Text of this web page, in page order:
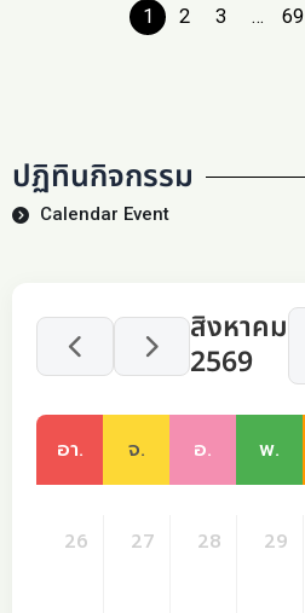
1 2 3 … 69
ปฏิทินกิจกรรม
Calendar Event
สิงหาคม
2569
อา. จ. อ. พ.
26 27 28 29